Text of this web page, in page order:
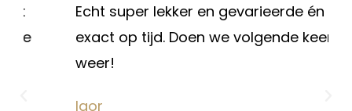
Echt super lekker en gevarieerde én
exact op tijd. Doen we volgende keer
weer!